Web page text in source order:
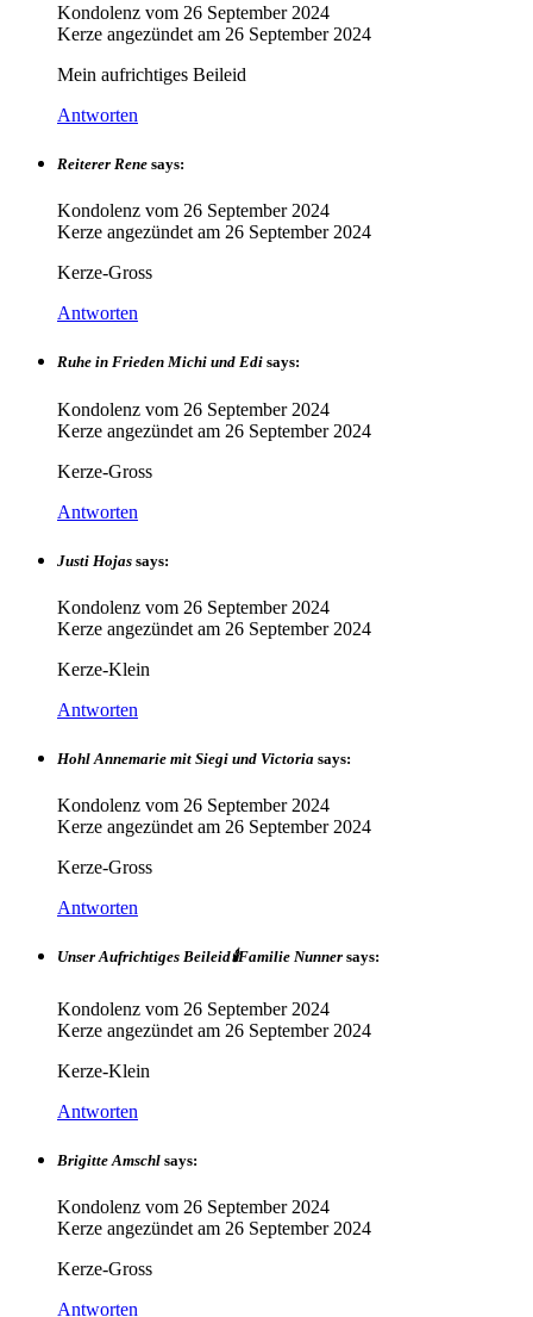
Kondolenz vom 26 September 2024
Kerze angezündet am 26 September 2024
Mein aufrichtiges Beileid
Antworten
Reiterer Rene says:
Kondolenz vom 26 September 2024
Kerze angezündet am 26 September 2024
Kerze-Gross
Antworten
Ruhe in Frieden Michi und Edi says:
Kondolenz vom 26 September 2024
Kerze angezündet am 26 September 2024
Kerze-Gross
Antworten
Justi Hojas says:
Kondolenz vom 26 September 2024
Kerze angezündet am 26 September 2024
Kerze-Klein
Antworten
Hohl Annemarie mit Siegi und Victoria says:
Kondolenz vom 26 September 2024
Kerze angezündet am 26 September 2024
Kerze-Gross
Antworten
Unser Aufrichtiges Beileid🕯Familie Nunner says:
Kondolenz vom 26 September 2024
Kerze angezündet am 26 September 2024
Kerze-Klein
Antworten
Brigitte Amschl says:
Kondolenz vom 26 September 2024
Kerze angezündet am 26 September 2024
Kerze-Gross
Antworten